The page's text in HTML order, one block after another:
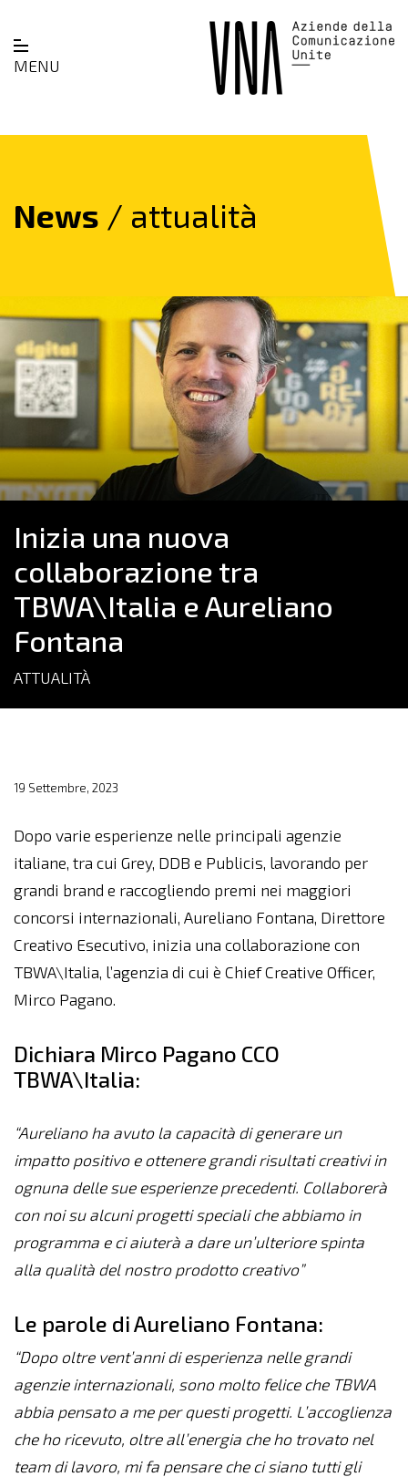
MENU
News / attualità
Inizia una nuova
collaborazione tra
TBWA\Italia e Aureliano
Fontana
ATTUALITÀ
19 Settembre, 2023
Dopo varie esperienze nelle principali agenzie
italiane, tra cui Grey, DDB e Publicis, lavorando per
grandi brand e raccogliendo premi nei maggiori
concorsi internazionali, Aureliano Fontana, Direttore
Creativo Esecutivo, inizia una collaborazione con
TBWA\Italia, l’agenzia di cui è Chief Creative Officer,
Mirco Pagano.
Dichiara Mirco Pagano CCO
TBWA\Italia:
“Aureliano ha avuto la capacità di generare un
impatto positivo e ottenere grandi risultati creativi in
ognuna delle sue esperienze precedenti. Collaborerà
con noi su alcuni progetti speciali che abbiamo in
programma e ci aiuterà a dare un’ulteriore spinta
alla qualità del nostro prodotto creativo”
Le parole di Aureliano Fontana:
“Dopo oltre vent’anni di esperienza nelle grandi
agenzie internazionali, sono molto felice che TBWA
abbia pensato a me per questi progetti. L’accoglienza
che ho ricevuto, oltre all’energia che ho trovato nel
team di lavoro, mi fa pensare che ci siano tutti gli